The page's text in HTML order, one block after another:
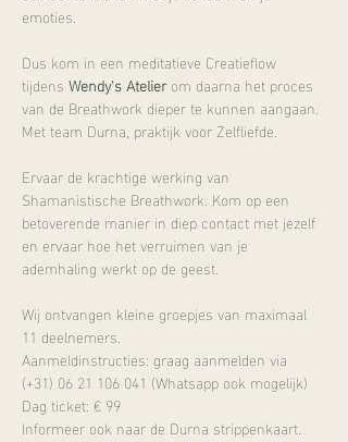
emoties.
Dus kom in een meditatieve Creatieflow
tijdens Wendy's Atelier om daarna het proces
van de Breathwork dieper te kunnen aangaan.
Met team Durna, praktijk voor Zelfliefde.
Ervaar de krachtige werking van
Shamanistische Breathwork. Kom op een
betoverende manier in diep contact met jezelf
en ervaar hoe het verruimen van je
ademhaling werkt op de geest.
Wij ontvangen kleine groepjes van maximaal
11 deelnemers.
Aanmeldinstructies: graag aanmelden via
(+31) 06 21 106 041 (Whatsapp ook mogelijk)
Dag ticket: € 99
Informeer ook naar de Durna strippenkaart.